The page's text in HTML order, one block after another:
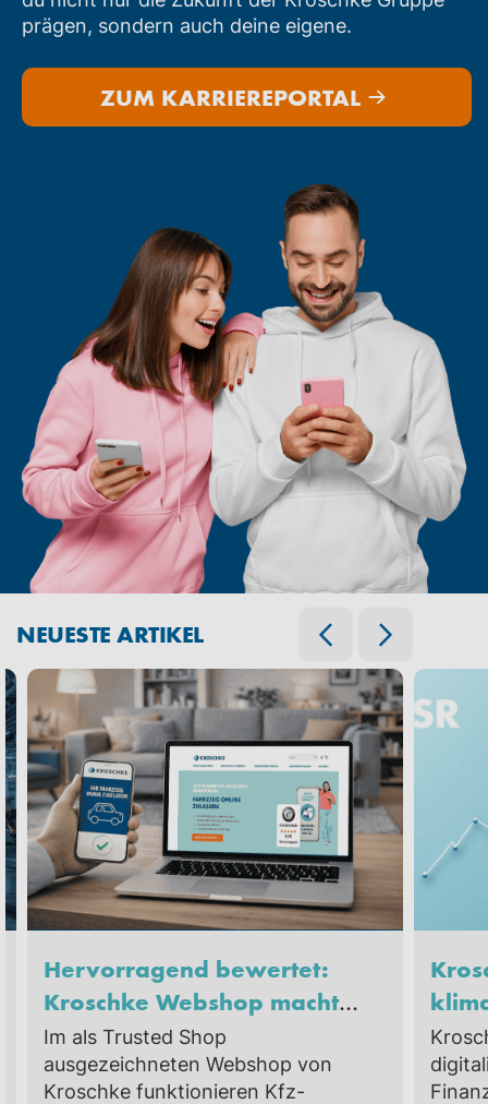
prägen, sondern auch deine eigene.
ZUM KARRIEREPORTAL
NEUESTE ARTIKEL
Hervorragend bewertet:
Kroschke Webshop macht
Fahrzeugzulassung einfach,
digital und sicher
Im als Trusted Shop
ausgezeichneten Webshop von
Kroschke funktionieren Kfz-